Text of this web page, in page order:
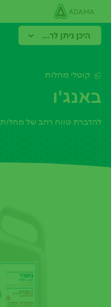
לתוכן
העיקרי
היכן ניתן לרכוש?
קוטלי מחלות
באנג'ו
להדברת טווח רחב של מחלות